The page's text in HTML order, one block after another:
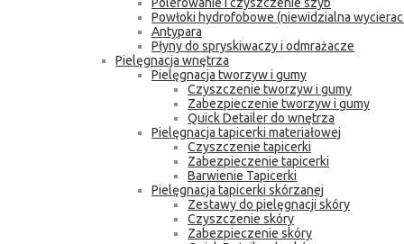
Powłoki hydrofobowe (niewidzialna
Antypara
Płyny do spryskiwaczy i odmrażacze
Pielęgnacja wnętrza
Pielęgnacja tworzyw i gumy
Czyszczenie tworzyw i gumy
Zabezpieczenie tworzyw i gumy
Quick Detailer do wnętrza
Pielęgnacja tapicerki materiałowej
Czyszczenie tapicerki
Zabezpieczenie tapicerki
Barwienie Tapicerki
Pielęgnacja tapicerki skórzanej
Zestawy do pielęgnacji skóry
Czyszczenie skóry
Zabezpieczenie skóry